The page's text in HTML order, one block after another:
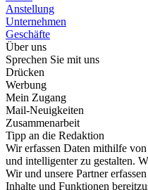
Anstellung
Unternehmen
Geschäfte
Über uns
Sprechen Sie mit uns
Drücken
Werbung
Mein Zugang
Mail-Neuigkeiten
Zusammenarbeit
Tipp an die Redaktion
Wir erfassen Daten mithilfe
und intelligenter zu gestalten.
Wir und unsere Partner
Inhalte und Funktionen